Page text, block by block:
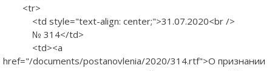
<tr>
<td style="text-align: center;">31.07.2020<br />
№ 314</td>
<td><a
href="/documents/postanovlenia/2020/314.rtf">О признании